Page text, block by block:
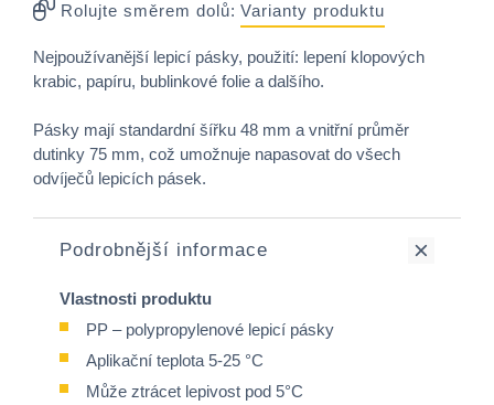
Rolujte směrem dolů: Varianty produktu
Nejpoužívanější lepicí pásky, použití: lepení klopových
krabic, papíru, bublinkové folie a dalšího.
Pásky mají standardní šířku 48 mm a vnitřní průměr
dutinky 75 mm, což umožnuje napasovat do všech
odvíječů lepicích pásek.
Podrobnější informace
Vlastnosti produktu
PP – polypropylenové lepicí pásky
Aplikační teplota 5-25 °C
Může ztrácet lepivost pod 5°C